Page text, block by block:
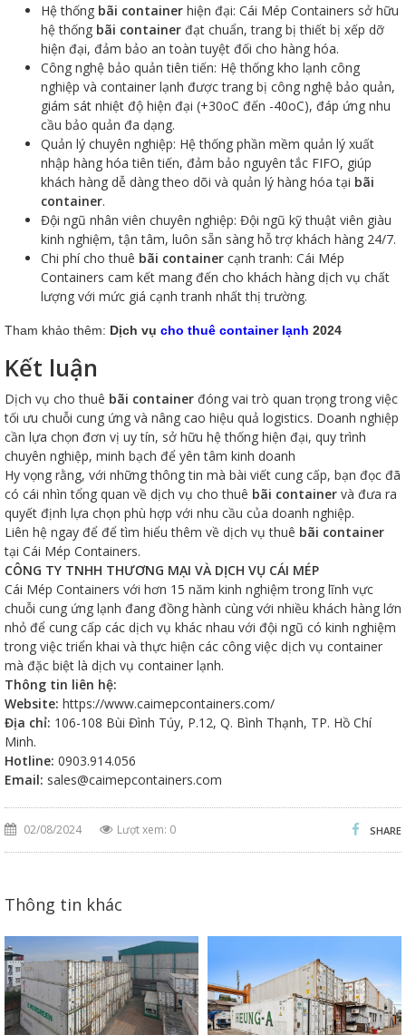
Hệ thống bãi container hiện đại: Cái Mép Containers sở hữu
hệ thống bãi container đạt chuẩn, trang bị thiết bị xếp dỡ
hiện đại, đảm bảo an toàn tuyệt đối cho hàng hóa.
Công nghệ bảo quản tiên tiến: Hệ thống kho lạnh công
nghiệp và container lạnh được trang bị công nghệ bảo quản,
giám sát nhiệt độ hiện đại (+30oC đến -40oC), đáp ứng nhu
cầu bảo quản đa dạng.
Quản lý chuyên nghiệp: Hệ thống phần mềm quản lý xuất
nhập hàng hóa tiên tiến, đảm bảo nguyên tắc FIFO, giúp
khách hàng dễ dàng theo dõi và quản lý hàng hóa tại bãi
container.
Đội ngũ nhân viên chuyên nghiệp: Đội ngũ kỹ thuật viên giàu
kinh nghiệm, tận tâm, luôn sẵn sàng hỗ trợ khách hàng 24/7.
Chi phí cho thuê bãi container cạnh tranh: Cái Mép
Containers cam kết mang đến cho khách hàng dịch vụ chất
lượng với mức giá cạnh tranh nhất thị trường.
Tham khảo thêm: Dịch vụ cho thuê container lạnh 2024
Kết luận
Dịch vụ cho thuê bãi container đóng vai trò quan trọng trong việc
tối ưu chuỗi cung ứng và nâng cao hiệu quả logistics. Doanh nghiệp
cần lựa chọn đơn vị uy tín, sở hữu hệ thống hiện đại, quy trình
chuyên nghiệp, minh bạch để yên tâm kinh doanh
Hy vọng rằng, với những thông tin mà bài viết cung cấp, bạn đọc đã
có cái nhìn tổng quan về dịch vụ cho thuê bãi container và đưa ra
quyết định lựa chọn phù hợp với nhu cầu của doanh nghiệp.
Liên hệ ngay để để tìm hiểu thêm về dịch vụ thuê bãi container
tại Cái Mép Containers.
CÔNG TY TNHH THƯƠNG MẠI VÀ DỊCH VỤ CÁI MÉP
Cái Mép Containers với hơn 15 năm kinh nghiệm trong lĩnh vực
chuỗi cung ứng lạnh đang đồng hành cùng với nhiều khách hàng lớn
nhỏ để cung cấp các dịch vụ khác nhau với đội ngũ có kinh nghiệm
trong việc triển khai và thực hiện các công việc dịch vụ container
mà đặc biệt là dịch vụ container lạnh.
Thông tin liên hệ:
Website: https://www.caimepcontainers.com/
Địa chỉ: 106-108 Bùi Đình Túy, P.12, Q. Bình Thạnh, TP. Hồ Chí
Minh.
Hotline: 0903.914.056
Email: sales@caimepcontainers.com
02/08/2024 Lượt xem: 0 SHARE
Thông tin khác